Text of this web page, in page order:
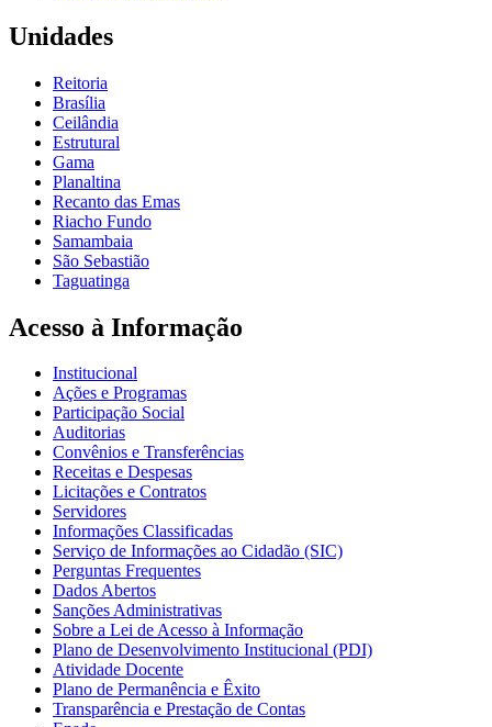
Unidades
Reitoria
Brasília
Ceilândia
Estrutural
Gama
Planaltina
Recanto das Emas
Riacho Fundo
Samambaia
São Sebastião
Taguatinga
Acesso à Informação
Institucional
Ações e Programas
Participação Social
Auditorias
Convênios e Transferências
Receitas e Despesas
Licitações e Contratos
Servidores
Informações Classificadas
Serviço de Informações ao Cidadão (SIC)
Perguntas Frequentes
Dados Abertos
Sanções Administrativas
Sobre a Lei de Acesso à Informação
Plano de Desenvolvimento Institucional (PDI)
Atividade Docente
Plano de Permanência e Êxito
Transparência e Prestação de Contas